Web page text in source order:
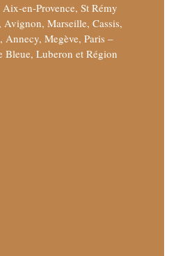
en-Provence, St Rémy
Avignon, Marseille, Cassis,
Annecy, Megève, Paris –
Bleue, Luberon et Région